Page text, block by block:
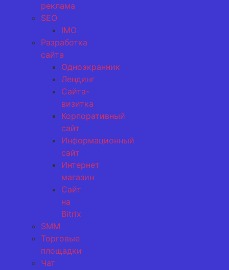
реклама
SEO
IMO
Разработка
сайта
Одноэкранник
Лендинг
Сайта-
визитка
Корпоративный
сайт
Информационный
сайт
Интернет
магазин
Сайт
на
Bitrix
SMM
Торговые
площадки
Чат